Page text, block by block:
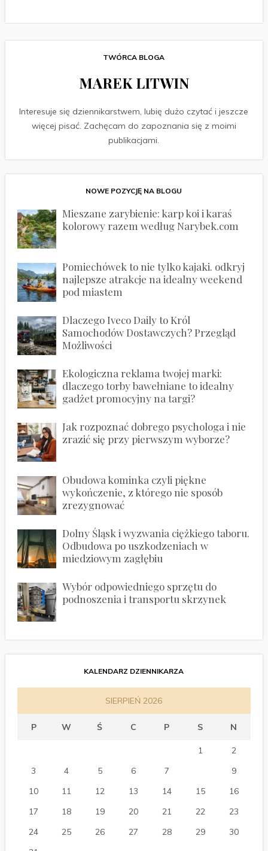
TWÓRCA BLOGA
MAREK LITWIN
Interesuje się dziennikarstwem, lubię dużo czytać i jeszcze
więcej pisać. Zachęcam do zapoznania się z moimi
publikacjami.
NOWE POZYCJĘ NA BLOGU
Mieszane zarybienie: karp koi i karaś
kolorowy razem według Narybek.com
Pomiechówek to nie tylko kajaki. odkryj
najlepsze atrakcje na idealny weekend
pod miastem
Dlaczego Iveco Daily to Król
Samochodów Dostawczych? Przegląd
Możliwości
Ekologiczna reklama twojej marki:
dlaczego torby bawełniane to idealny
gadżet promocyjny na targi?
Jak rozpoznać dobrego psychologa i nie
zrazić się przy pierwszym wyborze?
Obudowa kominka czyli piękne
wykończenie, z którego nie sposób
zrezygnować
Dolny Śląsk i wyzwania ciężkiego taboru.
Odbudowa po uszkodzeniach w
miedziowym zagłębiu
Wybór odpowiedniego sprzętu do
podnoszenia i transportu skrzynek
KALENDARZ DZIENNIKARZA
SIERPIEŃ 2026
P W Ś C P S N
1
2
3
4 5 6 7
9
10
11 12 13 14 15
16
17
18 19 20 21 22
23
24
25 26 27 28 29
30